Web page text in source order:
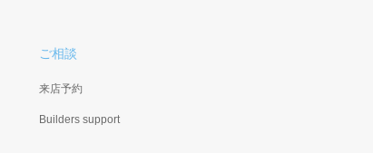
ご相談
来店予約
Builders support